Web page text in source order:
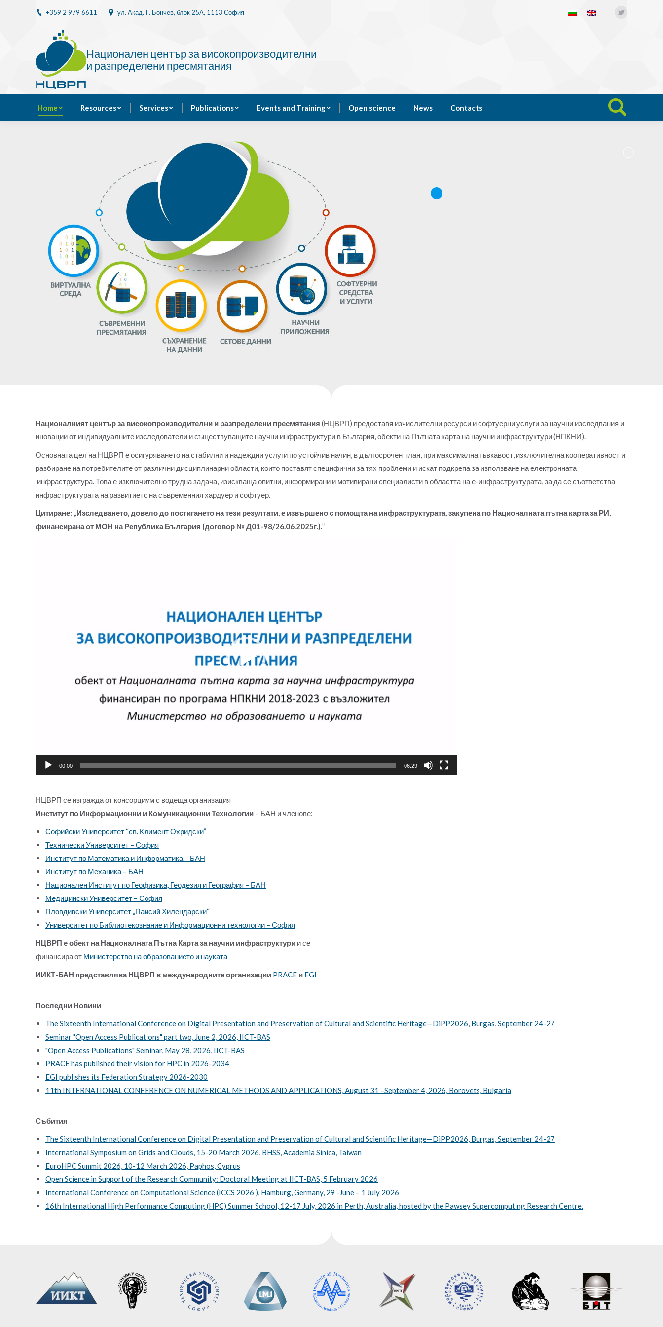
+359 2 979 6611 ул. Акад. Г. Бончев, блок 25A, 1113 София
Национален център за високопроизводителни
и разпределени пресмятания
Home Resources Services Publications Events and Training Open science News Contacts Search:
Националният център за високопроизводителни и разпределени пресмятания (НЦВРП) предоставя изчислителни ресурси и софтуерни услуги за научни изследвания и
иновации от индивидуалните изследователи и съществуващите научни инфраструктури в България, обекти на Пътната карта на научни инфраструктури (НПКНИ).
Основната цел на НЦВРП е осигуряването на стабилни и надеждни услуги по устойчив начин, в дългосрочен план, при максимална гъвкавост, изключителна кооперативност и
разбиране на потребителите от различни дисциплинарни области, които поставят специфични за тях проблеми и искат подкрепа за използване на електронната
инфраструктура. Това е изключително трудна задача, изискваща опитни, информирани и мотивирани специалисти в областта на е-инфраструктурата, за да се съответства
инфраструктурата на развитието на съвременния хардуер и софтуер.
Цитиране: „Изследването, довело до постигането на тези резултати, е извършено с помощта на инфраструктурата, закупена по Националната пътна карта за РИ,
финансирана от МОН на Република България (договор № Д01-98/26.06.2025г.).”
00:00 06:29
НЦВРП се изгражда от консорциум с водеща организация
Институт по Информационни и Комуникационни Технологии – БАН и членове:
Софийски Университет “св. Климент Охридски”
Технически Университет – София
Институт по Математика и Информатика – БАН
Институт по Механика – БАН
Национален Институт по Геофизика, Геодезия и География – БАН
Медицински Университет – София
Пловдивски Университет „Паисий Хилендарски“
Университет по Библиотекознание и Информационни технологии – София
НЦВРП е обект на Националната Пътна Карта за научни инфраструктури и се
финансира от Министерство на образованието и науката
ИИКТ-БАН представлява НЦВРП в международните организации PRACE и EGI
Последни Новини
The Sixteenth International Conference on Digital Presentation and Preservation of Cultural and Scientific Heritage—DiPP2026, Burgas, September 24-27
Seminar "Open Access Publications" part two, June 2, 2026, IICT-BAS
"Open Access Publications" Seminar, May 28, 2026, IICT-BAS
PRACE has published their vision for HPC in 2026-2034
EGI publishes its Federation Strategy 2026-2030
11th INTERNATIONAL CONFERENCE ON NUMERICAL METHODS AND APPLICATIONS, August 31 –September 4, 2026, Borovets, Bulgaria
Събития
The Sixteenth International Conference on Digital Presentation and Preservation of Cultural and Scientific Heritage—DiPP2026, Burgas, September 24-27
International Symposium on Grids and Clouds, 15-20 March 2026, BHSS, Academia Sinica, Taiwan
EuroHPC Summit 2026, 10-12 March 2026, Paphos, Cyprus
Open Science in Support of the Research Community: Doctoral Meeting at IICT-BAS, 5 February 2026
International Conference on Computational Science (ICCS 2026 ), Hamburg, Germany, 29 -June – 1 July 2026
16th International High Performance Computing (HPC) Summer School, 12-17 July, 2026 in Perth, Australia, hosted by the Pawsey Supercomputing Research Centre.